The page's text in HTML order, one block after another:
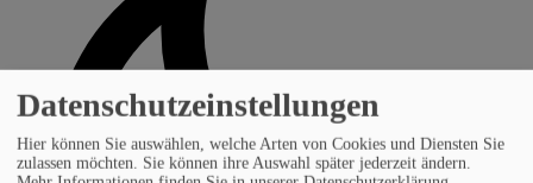
Datenschutzeinstellungen
Hier können Sie auswählen, welche Arten von Cookies und Diensten Sie
zulassen möchten. Sie können ihre Auswahl später jederzeit ändern.